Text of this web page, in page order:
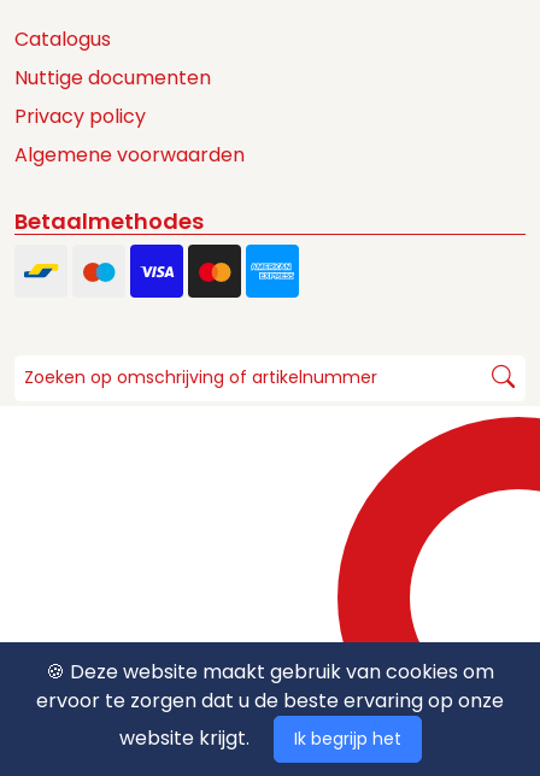
Catalogus
Nuttige documenten
Privacy policy
Algemene voorwaarden
Betaalmethodes
🍪 Deze website maakt gebruik van cookies om
ervoor te zorgen dat u de beste ervaring op onze
website krijgt.
Ik begrijp het